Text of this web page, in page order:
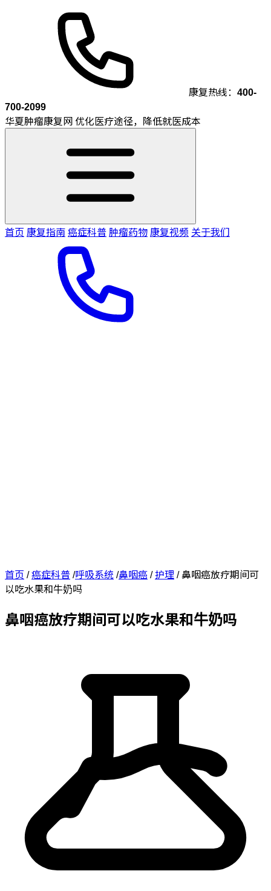
康复热线： 400-
700-2099
华夏肿瘤康复网 优化医疗途径，降低就医成本
首页 康复指南癌症科普肿瘤药物康复视频 关于我们
首页 /癌症科普/呼吸系统/鼻咽癌/护理/鼻咽癌放疗期间可
以吃水果和牛奶吗
鼻咽癌放疗期间可以吃水果和牛奶吗